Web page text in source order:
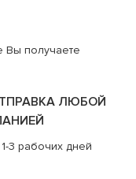
Вы получаете
ЛЮБОЙ
3 рабочих дней